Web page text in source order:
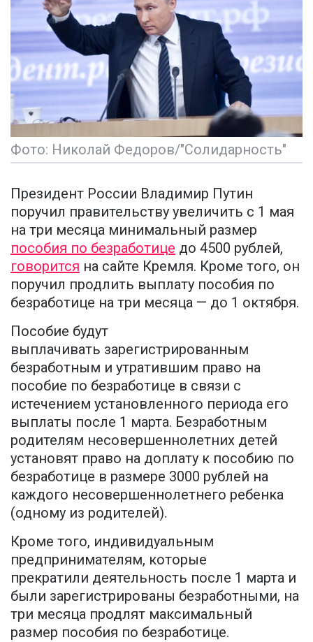
Фото: Николай Федоров/"Солидарность"
Президент России Владимир Путин
поручил правительству увеличить с 1 мая
на три месяца минимальный размер
пособия по безработице до 4500 рублей,
говорится на сайте Кремля. Кроме того, он
поручил продлить выплату пособия по
безработице на три месяца — до 1 октября.
Пособие будут
выплачивать зарегистрированным
безработным и утратившим право на
пособие по безработице в связи с
истечением установленного периода его
выплаты после 1 марта. Безработным
родителям несовершеннолетних детей
установят право на доплату к пособию по
безработице в размере 3000 рублей на
каждого несовершеннолетнего ребенка
(одному из родителей).
Кроме того, индивидуальным
предпринимателям, которые
прекратили деятельность после 1 марта и
были зарегистрированы безработными, на
три месяца продлят максимальный
размер пособия по безработице.